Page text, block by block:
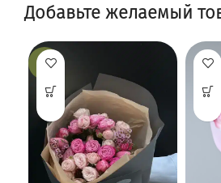
Добавьте желаемый
-13%